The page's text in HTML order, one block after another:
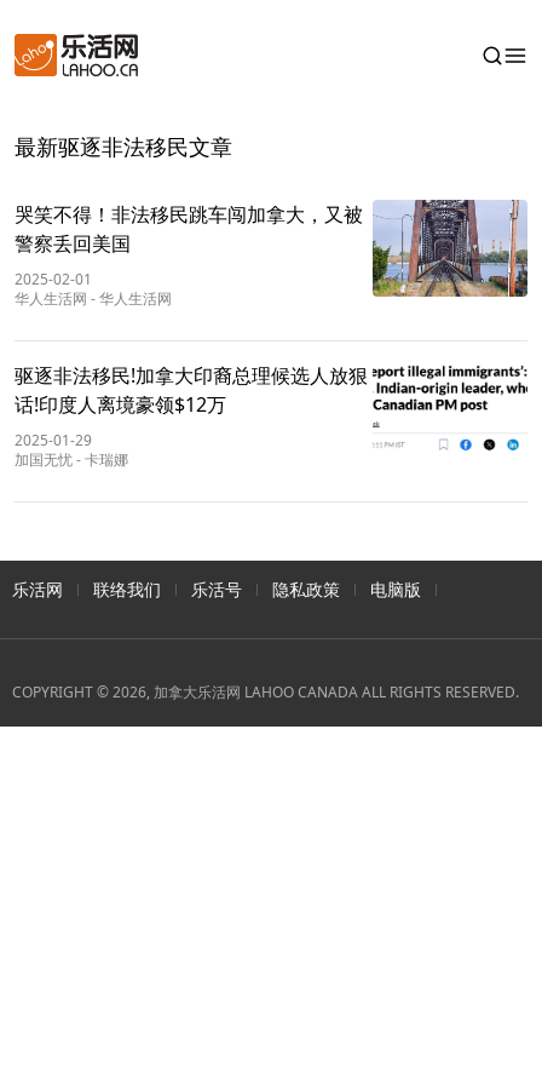
最新驱逐非法移民文章
哭笑不得！非法移民跳车闯加拿大，又被
警察丢回美国
2025-02-01
华人生活网 -华人生活网
驱逐非法移民!加拿大印裔总理候选人放狠
话!印度人离境豪领$12万
2025-01-29
加国无忧-卡瑞娜
乐活网 联络我们 乐活号 隐私政策 电脑版
COPYRIGHT © 2026, 加拿大乐活网 LAHOO CANADA ALL RIGHTS RESERVED.